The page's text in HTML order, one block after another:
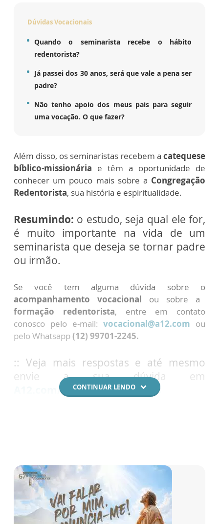
Dúvidas Vocacionais
Quando o seminarista recebe o hábito
redentorista?
Já passei dos 30 anos, será que vale a pena ser
padre?
Não tenho apoio dos meus pais para seguir
uma vocação. O que fazer?
Além disso, os seminaristas recebem a catequese
bíblico-missionária e têm a oportunidade de
conhecer um pouco mais sobre a Congregação
Redentorista, sua história e espiritualidade.
Resumindo: o estudo, seja qual ele for,
é muito importante na vida de um
seminarista que deseja se tornar padre
ou irmão.
Se você tem alguma dúvida sobre o
acompanhamento vocacional ou sobre a
formação redentorista, entre em contato
conosco pelo e-mail:vocacional@a12.com ou
pelo Whatsapp (12) 99701-2245.
:: Veja mais respostas e até mesmo
envie a sua dúvida em
A12.com/duvidasvocacionais
CONTINUAR LENDO